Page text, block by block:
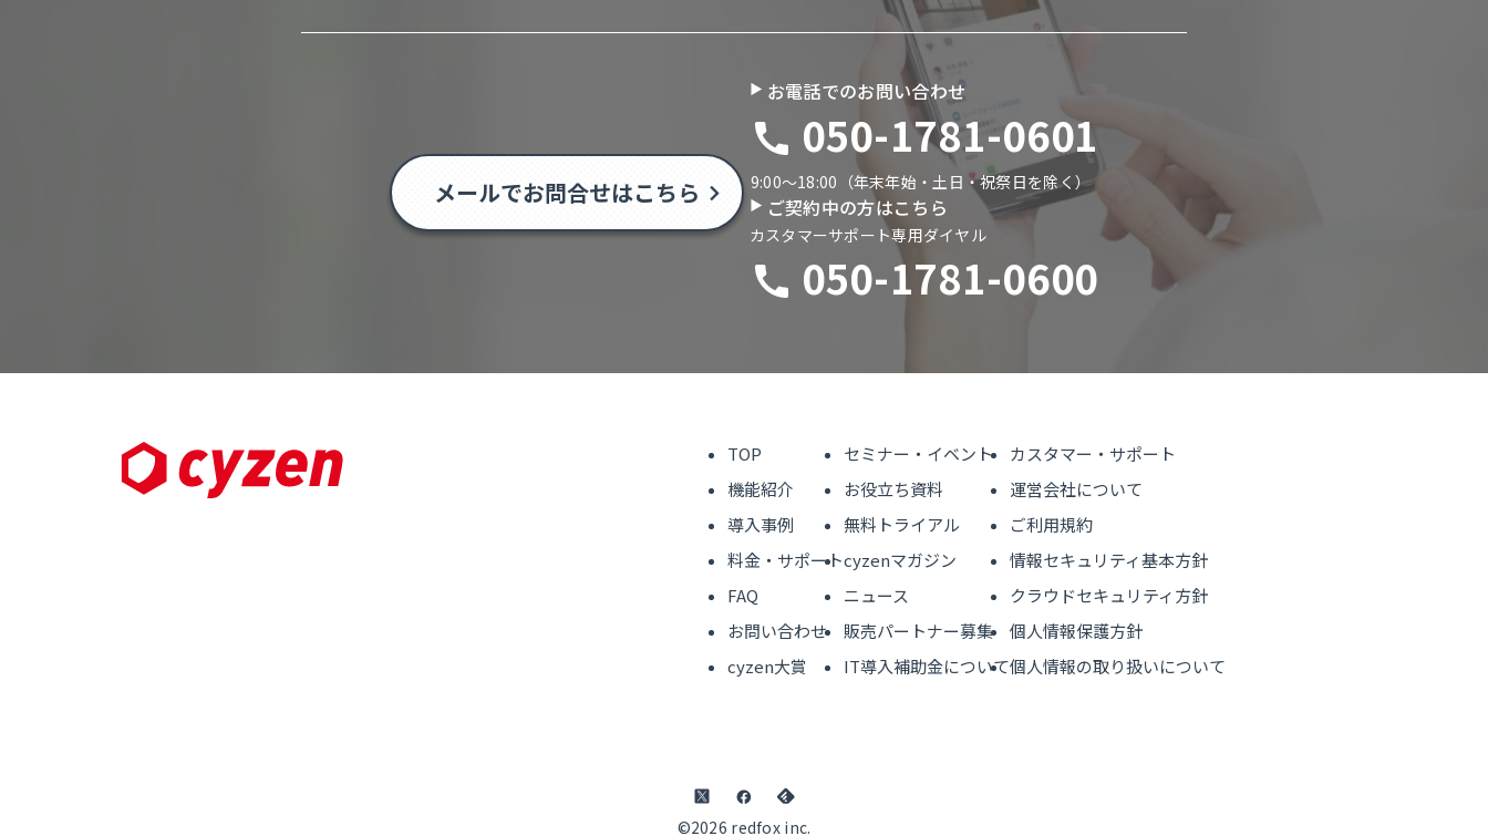
メールでお問合せはこちら
お電話でのお問い合わせ
050-1781-0601
9:00〜18:00（年末年始・土日・祝祭日を除く）
ご契約中の方はこちら
カスタマーサポート専用ダイヤル
050-1781-0600
TOP
機能紹介
導入事例
料金・サポート
FAQ
お問い合わせ
cyzen大賞
セミナー・イベント
お役立ち資料
無料トライアル
cyzenマガジン
ニュース
販売パートナー募集
IT導入補助金について
カスタマー・サポート
運営会社について
ご利用規約
情報セキュリティ基本方針
クラウドセキュリティ方針
個人情報保護方針
個人情報の取り扱いについて
©2026 redfox inc.